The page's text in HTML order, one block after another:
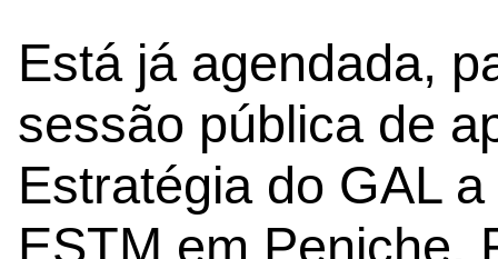
Está já agendada,
sessão pública de
Estratégia do GAL
ESTM em Peniche.